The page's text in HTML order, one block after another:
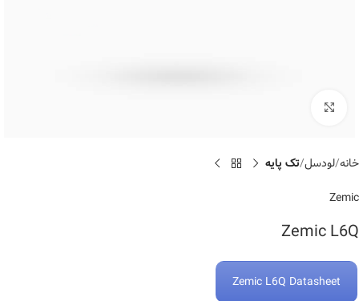
خانه لودسل تک پایه
Zemic
Zemic L6Q
Zemic L6Q Datasheet